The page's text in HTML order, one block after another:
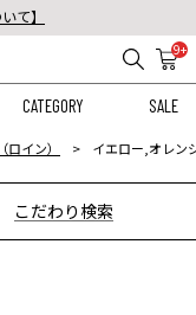
て】
無料！
9+
CATEGORY SALE
イン） イエロー,オレン
こだわり検索